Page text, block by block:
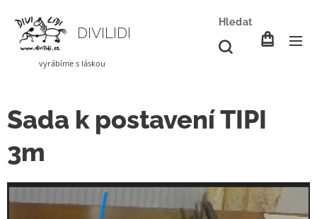
DIVILIDI
vyrábíme s láskou
Hledat
Sada k postavení TIPI
3m